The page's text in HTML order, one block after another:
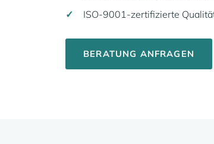
ISO-9001-zertifizierte
BERATUNG ANFRAGEN